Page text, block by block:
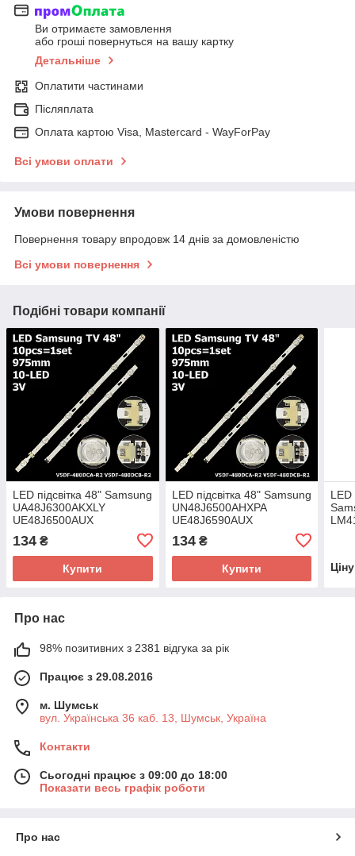
Ви отримаєте замовлення
або гроші повернуться на вашу картку
Детальніше
Оплатити частинами
Післяплата
Оплата картою Visa, Mastercard - WayForPay
Всі умови оплати
Умови повернення
Повернення товару впродовж 14 днів за домовленістю
Всі умови повернення
Подібні товари компанії
LED підсвітка 48" Samsung
UA48J6300AKXLY
UE48J6500AUX
134 ₴
Купити
LED підсвітка 48" Samsung
UN48J6500AHXPA
UE48J6590AUX
134₴
Купити
LED
Про нас
98% позитивних з 2381 відгука за рік
Працює з 29.08.2016
м. Шумськ
вул. Українська 36 каб. 13, Шумськ, Україна
Контакти
Сьогодні працює з 09:00 до 18:00
Показати весь графік роботи
Про нас